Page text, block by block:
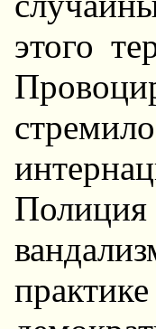
этого